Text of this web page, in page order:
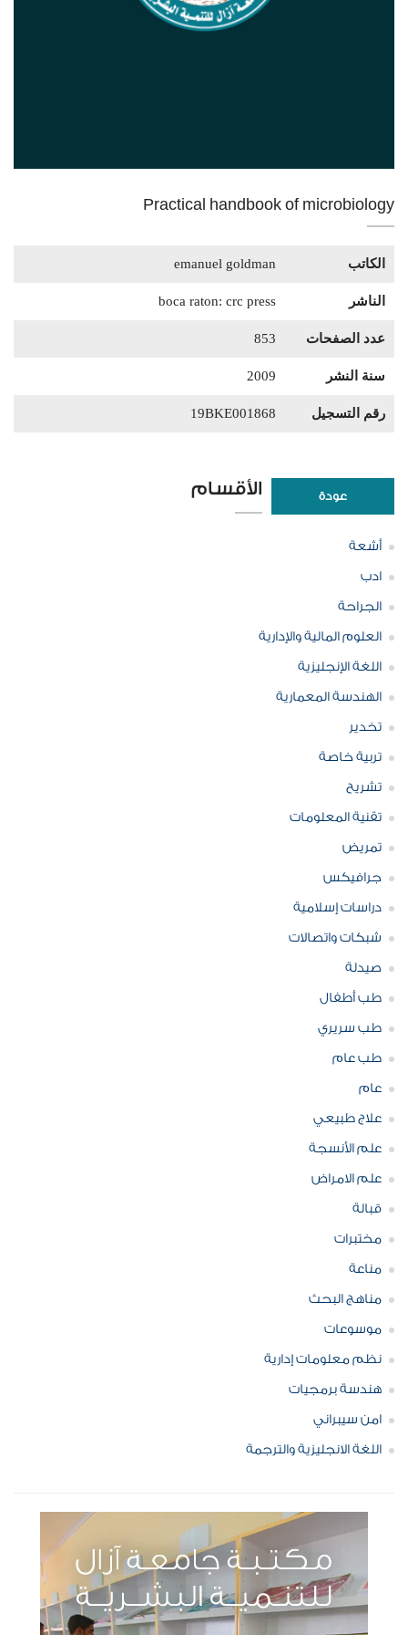
Practical handbook of microbiology
الكاتب emanuel goldman
الناشر boca raton: crc press
عدد الصفحات 853
سنة النشر 2009
رقم التسجيل 19BKE001868
عودة الأقسام
أشعة
ادب
الجراحة
العلوم المالية والإدارية
اللغة الإنجليزية
الهندسة المعمارية
تخدير
تربية خاصة
تشريح
تقنية المعلومات
تمريض
جرافيكس
دراسات إسلامية
شبكات واتصالات
صيدلة
طب أطفال
طب سريري
طب عام
عام
علاج طبيعي
علم الأنسجة
علم الامراض
قبالة
مختبرات
مناعة
مناهج البحث
موسوعات
نظم معلومات إدارية
هندسة برمجيات
امن سيبراني
اللغة الانجليزية والترجمة